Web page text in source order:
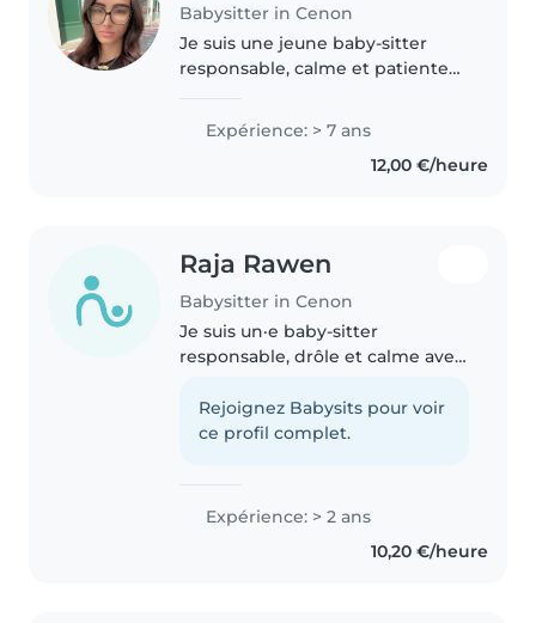
Babysitter in Cenon
Je suis une jeune baby-sitter
responsable, calme et patiente
garde d'enfants, de nourrissons à
écoliers. J'adore dessiner, lire des
histoires et jouer avec..
Expérience: > 7 ans
12,00 €/heure
Raja Rawen
Babysitter in Cenon
Je suis un·e baby-sitter
responsable, drôle et calme avec
tout-petits, enfants et ados.
Titulaire du CAP Cuisine, je
Rejoignez Babysits pour voir
ce profil complet.
Expérience: > 2 ans
10,20 €/heure